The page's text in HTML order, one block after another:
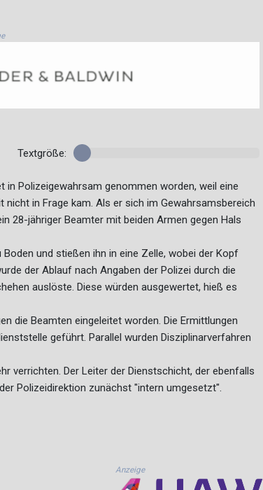
Textgröße:
Polizeigewahrsam genommen worden, weil eine
in Frage kam. Als er sich im Gewahrsamsbereich
28-jähriger Beamter mit beiden Armen gegen Hals
und stießen ihn in eine Zelle, wobei der Kopf
der Ablauf nach Angaben der Polizei durch die
auslöste. Diese würden ausgewertet, hieß es
die Beamten eingeleitet worden. Die Ermittlungen
geführt. Parallel wurden Disziplinarverfahren
verrichten. Der Leiter der Dienstschicht, der ebenfalls
Polizeidirektion zunächst "intern umgesetzt".
Anzeige